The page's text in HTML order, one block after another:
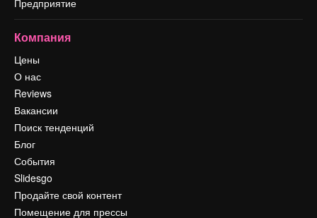
Предприятие
Компания
Цены
О нас
Reviews
Вакансии
Поиск тенденций
Блог
События
Slidesgo
Продайте свой контент
Помещение для прессы